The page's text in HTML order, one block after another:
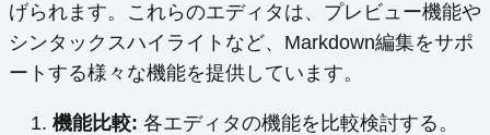
げられます。これらのエディタは、プレビュー機能や
シンタックスハイライトなど、Markdown編集をサポ
ートする様々な機能を提供しています。
機能比較: 各エディタの機能を比較検討する。